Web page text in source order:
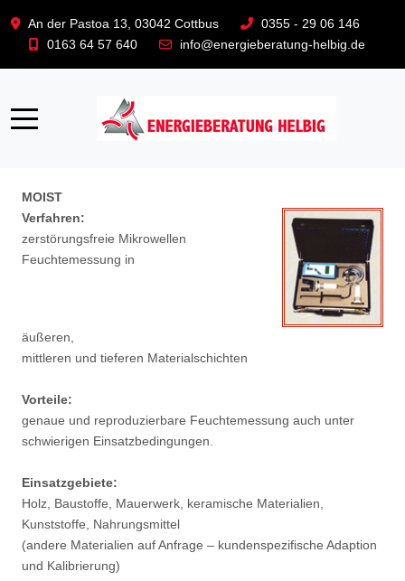
An der Pastoa 13, 03042 Cottbus
0355 - 29 06 146
0163 64 57 640
info@energieberatung-helbig.de
Mobile Menu Toggle
Baufeuchteuntersuchung
MOIST
Verfahren:
zerstörungsfreie Mikrowellen
Feuchtemessung in
äußeren,
mittleren und tieferen Materialschichten
Vorteile:
genaue und reproduzierbare Feuchtemessung auch unter
schwierigen Einsatzbedingungen.
Einsatzgebiete:
Holz, Baustoffe, Mauerwerk, keramische Materialien,
Kunststoffe, Nahrungsmittel
(andere Materialien auf Anfrage – kundenspezifische Adaption
und Kalibrierung)